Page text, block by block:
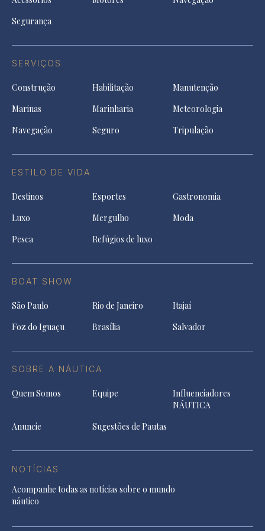
Segurança
SERVIÇOS
Construção Habilitação
Manutenção
Marinas
Marinharia
Meteorologia
Navegação
Seguro Tripulação
ESTILO DE VIDA
Destinos Esportes
Gastronomia
Luxo
Mergulho
Moda
Pesca
Refúgios de luxo
BOAT SHOW
São Paulo Rio de Janeiro
Itajaí
Foz do Iguaçu
Brasília Salvador
SOBRE A NÁUTICA
Quem Somos Equipe
Influenciadores
NÁUTICA
Anuncie
Sugestões de Pautas
NOTÍCIAS
Acompanhe todas as notícias sobre o mundo
náutico